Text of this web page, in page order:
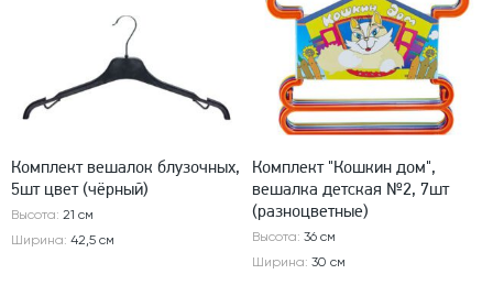
Комплект вешалок блузочных,
5шт цвет (чёрный)
Высота: 21 см
Ширина: 42,5 см
Комплект "Кошкин дом",
вешалка детская №2, 7шт
(разноцветные)
Высота: 36 см
Ширина: 30 см